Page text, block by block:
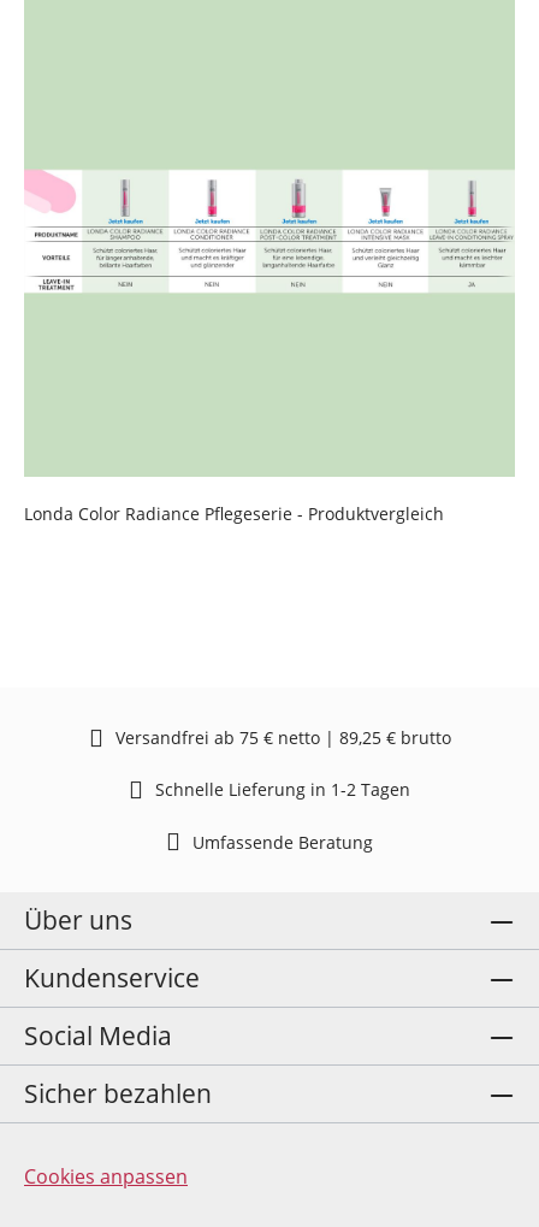
Londa Color Radiance Pflegeserie - Produktvergleich
Versandfrei ab 75 € netto | 89,25 € brutto
Schnelle Lieferung in 1-2 Tagen
Umfassende Beratung
Über uns
Kundenservice
Social Media
Sicher bezahlen
Cookies anpassen